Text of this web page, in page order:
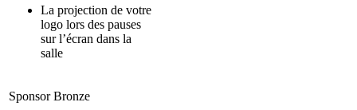
La projection de votre
logo lors des pauses
sur l’écran dans la
salle
Sponsor Bronze